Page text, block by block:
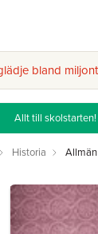
bland
Allt till
Historia